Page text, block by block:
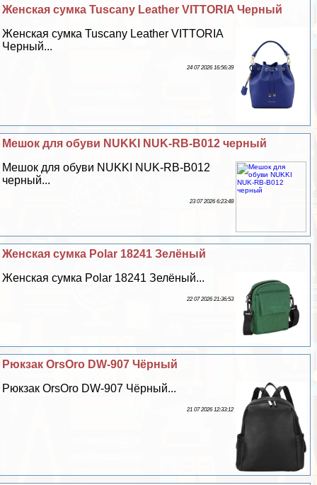
Женская сумка Tuscany Leather VITTORIA Черный
Женская сумка Tuscany Leather VITTORIA
Черный...
24 07 2026 16:56:39
Мешок для обуви NUKKI NUK-RB-B012 черный
Мешок для обуви NUKKI NUK-RB-B012
черный...
23 07 2026 6:23:48
Женская сумка Polar 18241 Зелёный
Женская сумка Polar 18241 Зелёный...
22 07 2026 21:36:53
Рюкзак OrsOro DW-907 Чёрный
Рюкзак OrsOro DW-907 Чёрный...
21 07 2026 12:33:12